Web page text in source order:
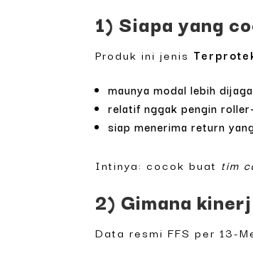
1) Siapa yang
Produk ini jenis
maunya modal lebih
relatif nggak pengin
siap menerima return
Intinya: cocok buat tim
2) Gimana
Data resmi FFS per 13-